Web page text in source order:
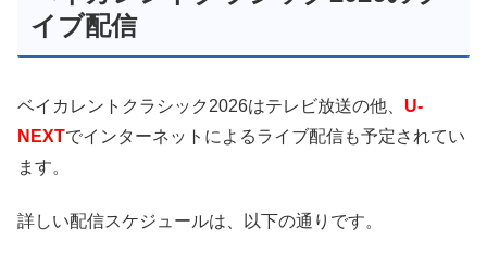
イブ配信
ベイカレントクラシック2026はテレビ放送の他、 U-
NEXTでインターネットによるライブ配信も予定されてい
ます。
詳しい配信スケジュールは、以下の通りです。